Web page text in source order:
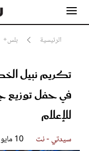
الرئيسية بلس+
تكريم نبيل
في حفل توزيع
للإعلام
سيدتي - نت 10 مايو 2025
مشاهير
جمال
صحة ورشاقة
سيدتي وطفلك
بلس+